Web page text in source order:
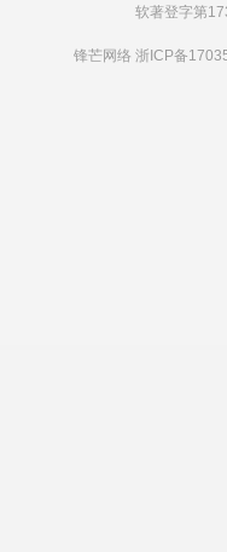
软著登字第
锋芒网络 浙ICP备